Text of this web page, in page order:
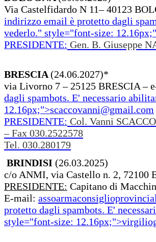
Via Castelfidardo N 11– 40123
indirizzo email è protetto dagli
vederlo." style="font-size:
PRESIDENTE: Gen. B. Giuseppe
BRESCIA(24.06.2027)*
via Livorno 7 – 25125 BRESCIA –
dagli spambots. E' necessario
12.16px;">scaccovanni@gmail.com
PRESIDENTE: Col. Vanni
– Fax 030.2522578
Tel. 030.280179
BRINDISI (26.03.2025)
c/o ANMI, via Castello n. 2, 72100
PRESIDENTE: Capitano di
E-mail:
protetto dagli spambots. E'
style="font-size: 12.16px;">